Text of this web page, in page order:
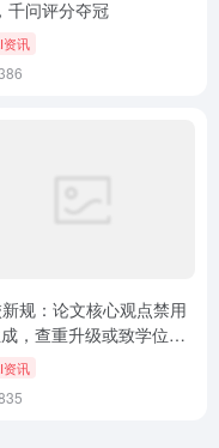
千问评分夺冠
资讯
规：论文核心观点禁用
，查重升级或致学位不
资讯